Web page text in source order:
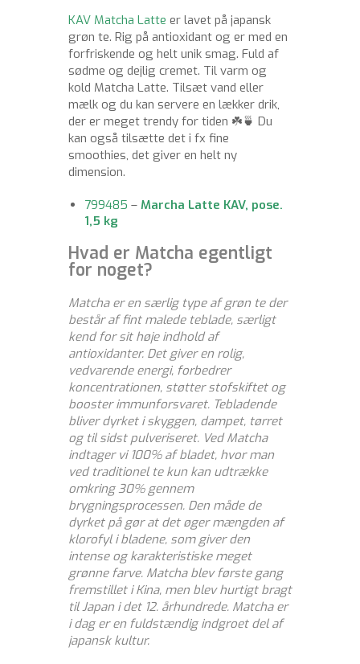
KAV Matcha Latte er lavet på japansk
grøn te. Rig på antioxidant og er med en
forfriskende og helt unik smag. Fuld af
sødme og dejlig cremet. Til varm og
kold Matcha Latte. Tilsæt vand eller
mælk og du kan servere en lækker drik,
der er meget trendy for tiden ☘️🍵 Du
kan også tilsætte det i fx fine
smoothies, det giver en helt ny
dimension.
799485 – Marcha Latte KAV, pose.
1,5 kg
Hvad er Matcha egentligt
for noget?
Matcha er en særlig type af grøn te der
består af fint malede teblade, særligt
kend for sit høje indhold af
antioxidanter. Det giver en rolig,
vedvarende energi, forbedrer
koncentrationen, støtter stofskiftet og
booster immunforsvaret. Tebladende
bliver dyrket i skyggen, dampet, tørret
og til sidst pulveriseret. Ved Matcha
indtager vi 100% af bladet, hvor man
ved traditionel te kun kan udtrække
omkring 30% gennem
brygningsprocessen. Den måde de
dyrket på gør at det øger mængden af
klorofyl i bladene, som giver den
intense og karakteristiske meget
grønne farve. Matcha blev første gang
fremstillet i Kina, men blev hurtigt bragt
til Japan i det 12. århundrede. Matcha er
i dag er en fuldstændig indgroet del af
japansk kultur.